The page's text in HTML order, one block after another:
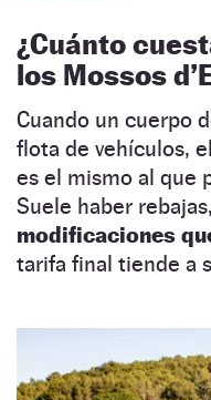
¿Cuánto
los Mossos
Cuando un cuerpo
flota de vehículos,
es el mismo al que
Suele haber
modificaciones
tarifa final tiende a